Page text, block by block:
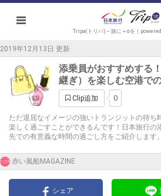
Tripa(トリパ)～旅に＋αを｜
2019年12月13日 更新
添乗員がおすすめする
継ぎ）を楽しむ空港で
Clip追加 0
ただ退屈なイメージの強いトランジットの待ち
楽しく過ごすことができるんです！日本旅行の
先での有意義な時間の過ごし方をご紹介します。
赤い風船MAGAZINE
シェア